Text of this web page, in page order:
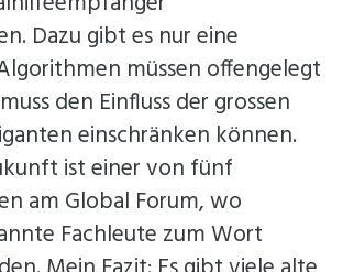
Dazu gibt es nur eine
müssen offengelegt
den Einfluss der grossen
einschränken können.
ist einer von fünf
am Global Forum, wo
Fachleute zum Wort